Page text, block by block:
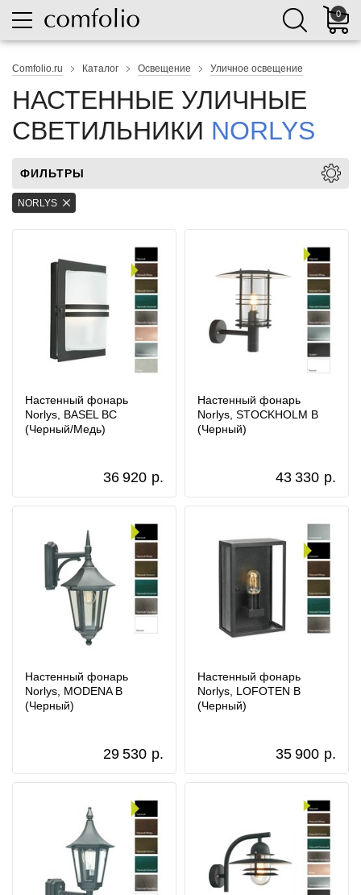
0
Comfolio.ru Каталог Освещение Уличное освещение
НАСТЕННЫЕ УЛИЧНЫЕ
СВЕТИЛЬНИКИ NORLYS
ФИЛЬТРЫ
NORLYS
Настенный фонарь
Norlys, BASEL BC
(Черный/Медь)
36 920 р.
Настенный фонарь
Norlys, STOCKHOLM B
(Черный)
43 330 р.
Настенный фонарь
Norlys, MODENA B
(Черный)
29 530 р.
Настенный фонарь
Norlys, LOFOTEN B
(Черный)
35 900 р.